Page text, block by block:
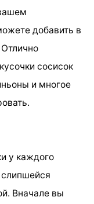
добавить в
сосисок
и многое
у каждого
Вначале вы